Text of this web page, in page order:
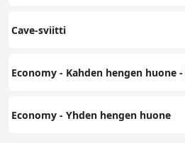
Cave-sviitti
Economy - Kahden hengen huone
Economy - Yhden hengen huone